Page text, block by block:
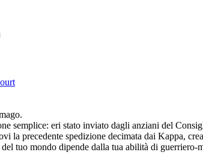
semplice: eri stato inviato dagli anziani del
la precedente spedizione decimata dai Kappa,
tuo mondo dipende dalla tua abilità di guerriero-